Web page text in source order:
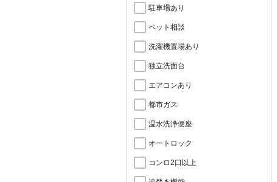
駐車場あり
ペット相談
洗濯機置場あり
独立洗面台
エアコンあり
都市ガス
温水洗浄便座
オートロック
コンロ2口以上